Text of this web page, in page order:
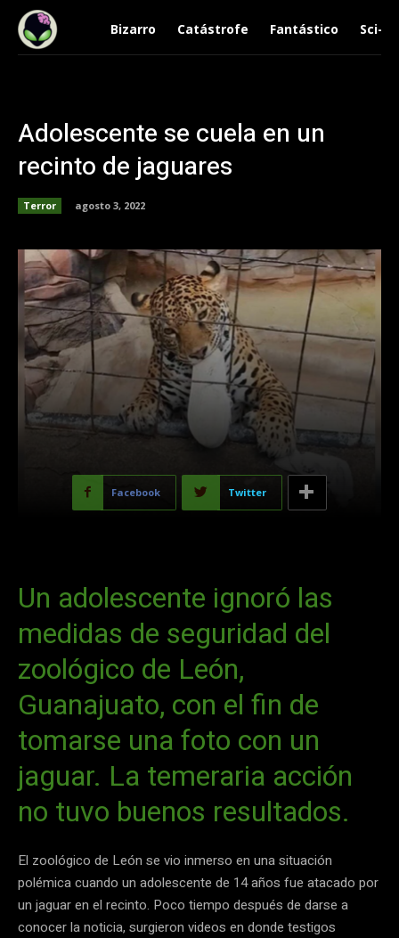
Bizarro Catástrofe Fantástico Sci-Fi
Adolescente se cuela en un
recinto de jaguares
Terror agosto 3, 2022
Facebook Twitter
Un adolescente ignoró las
medidas de seguridad del
zoológico de León,
Guanajuato, con el fin de
tomarse una foto con un
jaguar. La temeraria acción
no tuvo buenos resultados.
El zoológico de León se vio inmerso en una situación
polémica cuando un adolescente de 14 años fue atacado por
un jaguar en el recinto. Poco tiempo después de darse a
conocer la noticia, surgieron videos en donde testigos